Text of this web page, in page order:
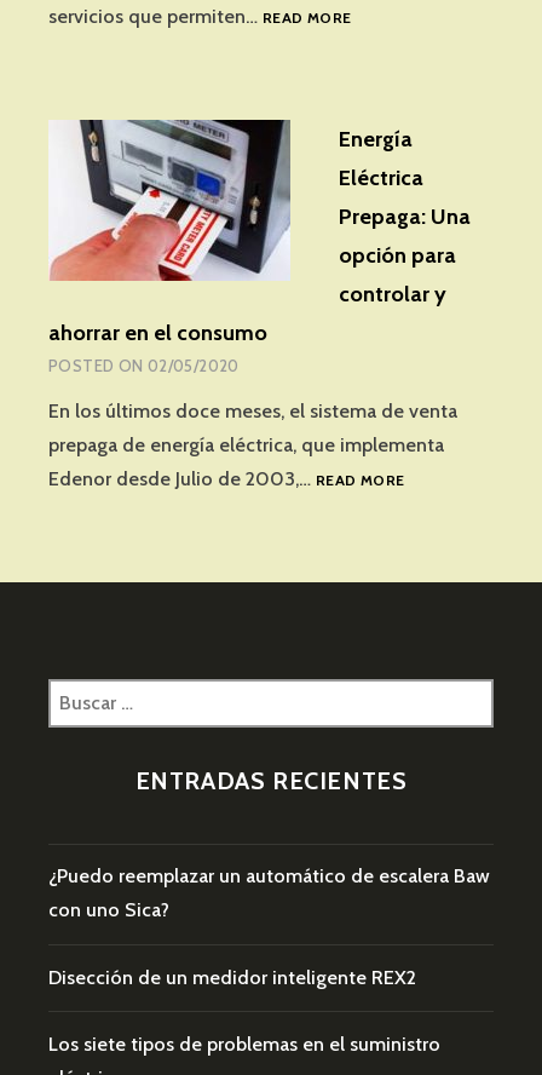
servicios que permiten… READ MORELA
ELÉCTRICA
LA
CONFIGURACIÓN
EN
BUENOS
2001
Energía
Eléctrica
Prepaga: Una
opción para
controlar y
ahorrar en el consumo
POSTED ON 02/05/2020
En los últimos doce meses, el sistema de venta
prepaga de energía eléctrica, que implementa
Edenor desde Julio de 2003,… READ MOREENERGÍA
AHORRAR
EL
Buscar:
ENTRADAS RECIENTES
¿Puedo reemplazar un automático de escalera Baw
con uno Sica?
Disección de un medidor inteligente REX2
Los siete tipos de problemas en el suministro